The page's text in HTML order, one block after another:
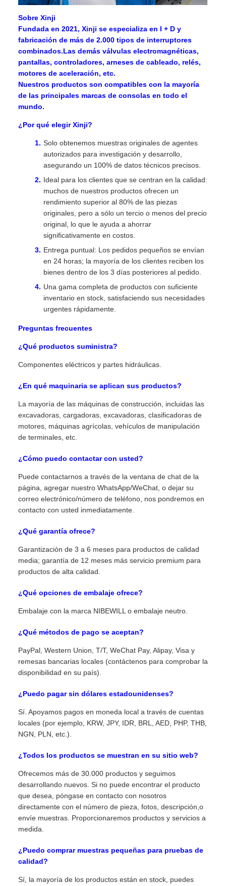
Sobre Xinji
Fundada en 2021, Xinji se especializa en I + D y
fabricación de más de 2.000 tipos de interruptores
combinados.Las demás válvulas electromagnéticas,
pantallas, controladores, arneses de cableado, relés,
motores de aceleración, etc.
Nuestros productos son compatibles con la mayoría
de las principales marcas de consolas en todo el
mundo.
¿Por qué elegir Xinji?
Solo obtenemos muestras originales de agentes
autorizados para investigación y desarrollo,
asegurando un 100% de datos técnicos precisos.
Ideal para los clientes que se centran en la calidad:
muchos de nuestros productos ofrecen un
rendimiento superior al 80% de las piezas
originales, pero a sólo un tercio o menos del precio
original, lo que le ayuda a ahorrar
significativamente en costos.
Entrega puntual: Los pedidos pequeños se envían
en 24 horas; la mayoría de los clientes reciben los
bienes dentro de los 3 días posteriores al pedido.
Una gama completa de productos con suficiente
inventario en stock, satisfaciendo sus necesidades
urgentes rápidamente.
Preguntas frecuentes
¿Qué productos suministra?
Componentes eléctricos y partes hidráulicas.
¿En qué maquinaria se aplican sus productos?
La mayoría de las máquinas de construcción, incluidas las
excavadoras, cargadoras, excavadoras, clasificadoras de
motores, máquinas agrícolas, vehículos de manipulación
de terminales, etc.
¿Cómo puedo contactar con usted?
Puede contactarnos a través de la ventana de chat de la
página, agregar nuestro WhatsApp/WeChat, o dejar su
correo electrónico/número de teléfono, nos pondremos en
contacto con usted inmediatamente.
¿Qué garantía ofrece?
Garantización de 3 a 6 meses para productos de calidad
media; garantía de 12 meses más servicio premium para
productos de alta calidad.
¿Qué opciones de embalaje ofrece?
Embalaje con la marca NIBEWILL o embalaje neutro.
¿Qué métodos de pago se aceptan?
PayPal, Western Union, T/T, WeChat Pay, Alipay, Visa y
remesas bancarias locales (contáctenos para comprobar la
disponibilidad en su país).
¿Puedo pagar sin dólares estadounidenses?
Sí. Apoyamos pagos en moneda local a través de cuentas
locales (por ejemplo, KRW, JPY, IDR, BRL, AED, PHP, THB,
NGN, PLN, etc.).
¿Todos los productos se muestran en su sitio web?
Ofrecemos más de 30.000 productos y seguimos
desarrollando nuevos. Si no puede encontrar el producto
que desea, póngase en contacto con nosotros
directamente con el número de pieza, fotos, descripción,o
envíe muestras. Proporcionaremos productos y servicios a
medida.
¿Puedo comprar muestras pequeñas para pruebas de
calidad?
Sí, la mayoría de los productos están en stock, puedes